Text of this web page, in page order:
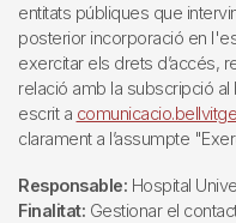
entitats públiques que
posterior incorporació en
exercitar els drets d’accés,
relació amb la subscripció al
escrit a
clarament a l’assumpte
Responsable: Hospital
Finalitat: Gestionar el